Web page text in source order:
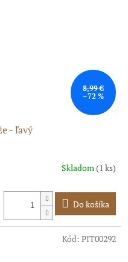
8,99 €
–72 %
- ľavý
Skladom(1 ks)
Do košíka
Kód: PIT00292